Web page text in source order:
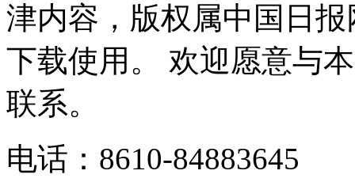
津内容，版权属中国日
下载使用。 欢迎愿意与
联系。
电话：8610-84883645